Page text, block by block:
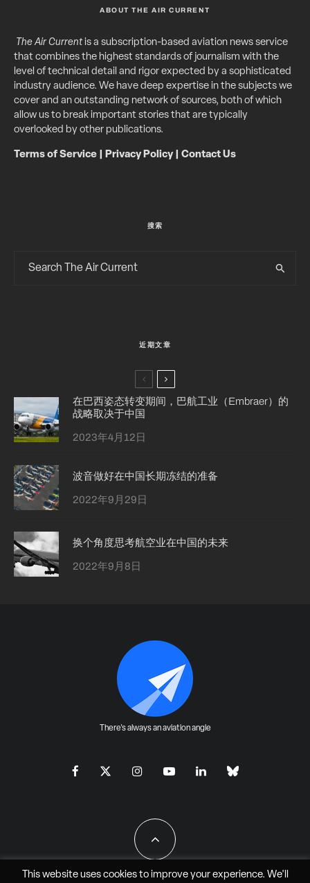
ABOUT THE AIR CURRENT
The Air Currentis a subscription-based aviation news service
that combines the highest standards of journalism with the
level of technical detail and rigor expected by a sophisticated
industry audience. We have deep expertise in the subjects we
cover and an outstanding network of sources, both of which
allow us to break important stories that are typically
overlooked by other publications.
Terms of Service Privacy Policy| Contact Us
搜索
近期文章
在巴西姿态转变期间，巴航工业（Embraer）的
战略取决于中国
2023年4月12日
波音做好在中国长期冻结的准备
2022年9月29日
换个角度思考航空业在中国的未来
2022年9月8日
There's always an aviation angle
This website uses cookies to improve your experience. We'll